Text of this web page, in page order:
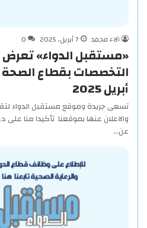
آلاء محمد
7 أبريل، 2025 0
«مستقبل الدواء»
أبريل 2025
تسعى جريدة وموقع مستقبل الدواء
والاعلان عنها بموقعنا تأكيدا منا على
عن…